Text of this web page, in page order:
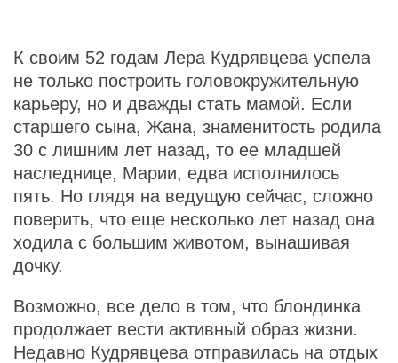
К своим 52 годам Лера Кудрявцева успела
не только построить головокружительную
карьеру, но и дважды стать мамой. Если
старшего сына, Жана, знаменитость родила
30 с лишним лет назад, то ее младшей
наследнице, Марии, едва исполнилось
пять. Но глядя на ведущую сейчас, сложно
поверить, что еще несколько лет назад она
ходила с большим животом, вынашивая
дочку.
Возможно, все дело в том, что блондинка
продолжает вести активный образ жизни.
Недавно Кудрявцева отправилась на отдых